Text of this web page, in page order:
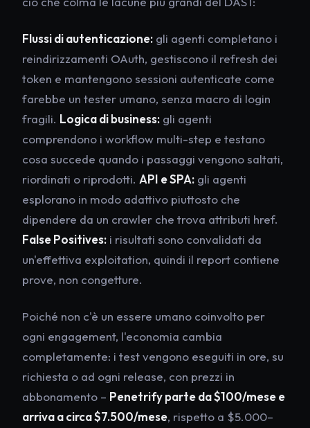
Flussi di autenticazione: gli agenti completano i
reindirizzamenti OAuth, gestiscono il refresh dei
token e mantengono sessioni autenticate come
farebbe un tester umano, senza macro di login
fragili. Logica di business: gli agenti
comprendono i workflow multi-step e testano
cosa succede quando i passaggi vengono saltati,
riordinati o riprodotti. API e SPA: gli agenti
esplorano in modo adattivo piuttosto che
dipendere da un crawler che trova attributi href.
False Positives: i risultati sono convalidati da
un'effettiva exploitation, quindi il report contiene
prove, non congetture.
Poiché non c'è un essere umano coinvolto per
ogni engagement, l'economia cambia
completamente: i test vengono eseguiti in ore, su
richiesta o ad ogni release, con prezzi in
abbonamento – Penetrify parte da $100/mese e
arriva a circa $7.500/mese, rispetto a $5.000–